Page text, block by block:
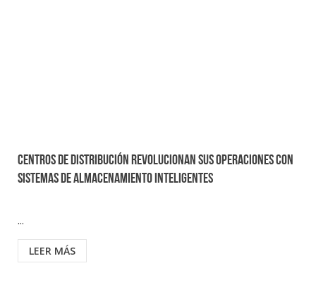
Centros de distribución revolucionan sus operaciones con
sistemas de almacenamiento inteligentes
...
LEER MÁS